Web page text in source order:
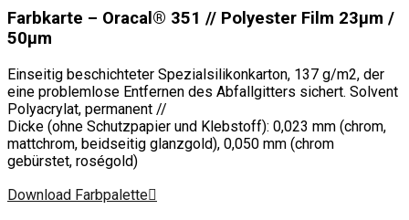
Farbkarte – Oracal® 351 // Polyester Film 23μm /
50μm
Einseitig beschichteter Spezialsilikonkarton, 137 g/m2, der
eine problemlose Entfernen des Abfallgitters sichert. Solvent
Polyacrylat, permanent //
Dicke (ohne Schutzpapier und Klebstoff): 0,023 mm (chrom,
mattchrom, beidseitig glanzgold), 0,050 mm (chrom
gebürstet, roségold)
Download Farbpalette